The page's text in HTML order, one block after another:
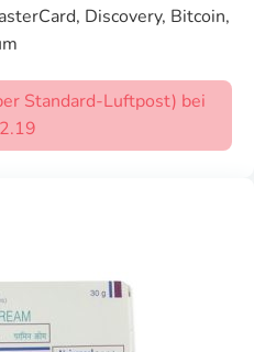
Discovery, Bitcoin,
Standard-Luftpost) bei